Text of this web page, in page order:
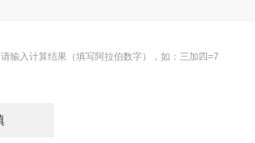
请输入计算结果（填写阿拉伯数字），如：三加四=7